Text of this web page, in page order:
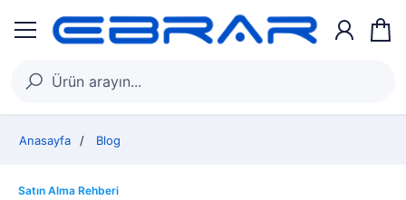
Anasayfa Blog
Satın Alma Rehberi